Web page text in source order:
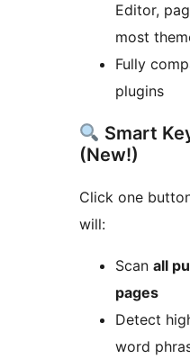
Editor,
most
Fully
plugins
Smart
(New!)
Click one
will:
Scan all
pages
Detect
word